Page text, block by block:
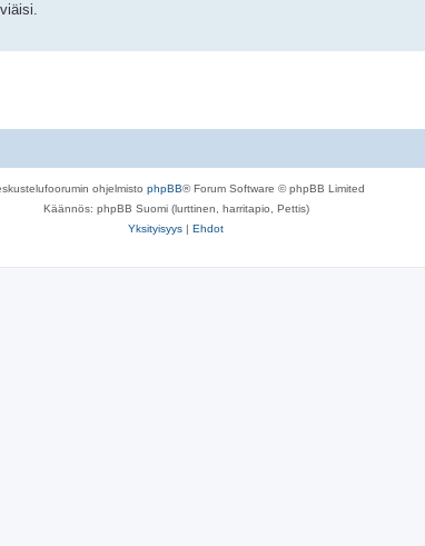
ohjelmisto phpBB® Forum Software © phpBB Limited
Käännös: phpBB Suomi (lurttinen, harritapio, Pettis)
Yksityisyys | Ehdot